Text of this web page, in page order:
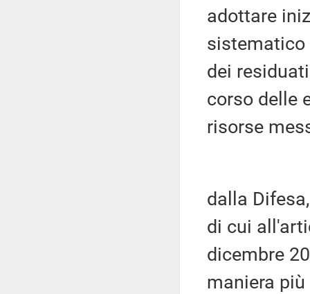
adottare
sistematico
dei
corso delle
risorse
dalla
di cui
dicembre
maniera